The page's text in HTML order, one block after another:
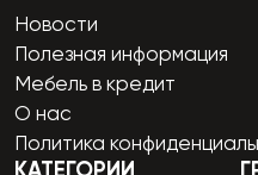
Новости
Полезная информация
Мебель в кредит
О нас
Политика